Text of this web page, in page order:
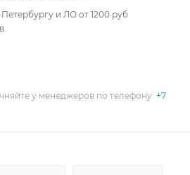
и ЛО от 1200 руб
у менеджеров по телефону: +7